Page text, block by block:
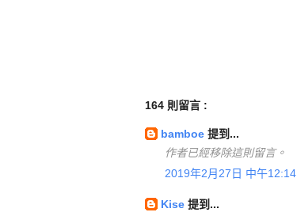
164 則留言 :
bamboe 提到...
作者已經移除這則留言。
2019年2月27日 中午12:14
Kise 提到...